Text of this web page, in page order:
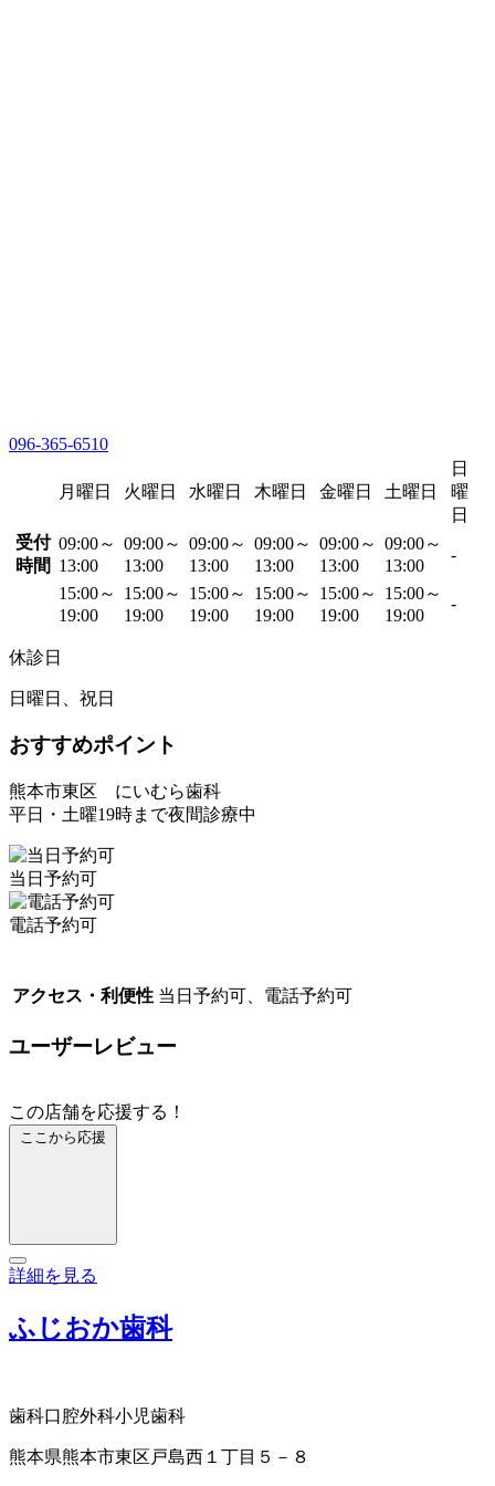
096-365-6510
月曜日 火曜日 水曜日 木曜日 金曜日 土曜日
日
曜
日
受付
時間
09:00～
13:00
09:00～
13:00
09:00～
13:00
09:00～
13:00
09:00～
13:00
09:00～
13:00
-
15:00～
19:00
15:00～
19:00
15:00～
19:00
15:00～
19:00
15:00～
19:00
15:00～
19:00
-
休診日
日曜日、祝日
おすすめポイント
熊本市東区 にいむら歯科
平日・土曜19時まで夜間診療中
当日予約可
電話予約可
アクセス・利便性 当日予約可、電話予約可
ユーザーレビュー
この店舗を応援する！
ここから応援
詳細を見る
ふじおか歯科
歯科口腔外科小児歯科
熊本県熊本市東区戸島西１丁目５－８